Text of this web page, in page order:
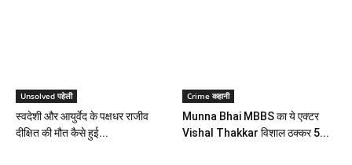
Unsolved पहेली
स्वदेशी और आयुर्वेद के पक्षधर राजीव
दीक्षित की मौत कैसे हुई...
Crime कहानी
Munna Bhai MBBS का ये एक्टर
Vishal Thakkar विशाल ठक्कर 5...